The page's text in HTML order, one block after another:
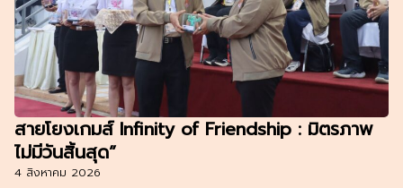
สายโยงเกมส์ Infinity of Friendship : มิตรภาพ
ไม่มีวันสิ้นสุด”
4 สิงหาคม 2026